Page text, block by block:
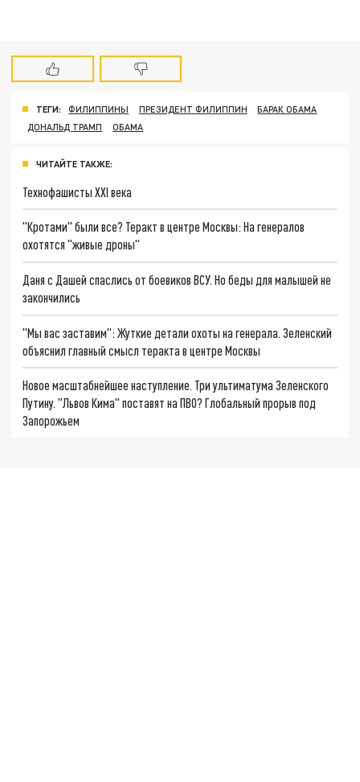
ТЕГИ: ФИЛИППИНЫ ПРЕЗИДЕНТ ФИЛИППИН
БАРАК ОБАМА
ДОНАЛЬД ТРАМП
ОБАМА
ЧИТАЙТЕ ТАКЖЕ:
Технофашисты XXI века
"Кротами" были все? Теракт в центре Москвы: На генералов
охотятся "живые дроны"
Даня с Дашей спаслись от боевиков ВСУ. Но беды для малышей не
закончились
"Мы вас заставим": Жуткие детали охоты на генерала. Зеленский
объяснил главный смысл теракта в центре Москвы
Новое масштабнейшее наступление. Три ультиматума Зеленского
Путину. "Львов Кима" поставят на ПВО? Глобальный прорыв под
Запорожьем